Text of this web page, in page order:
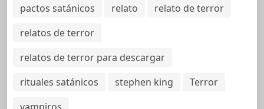
pactos satánicos
relato
relato de terror
relatos de terror
relatos de terror para descargar
rituales satánicos
stephen king
Terror